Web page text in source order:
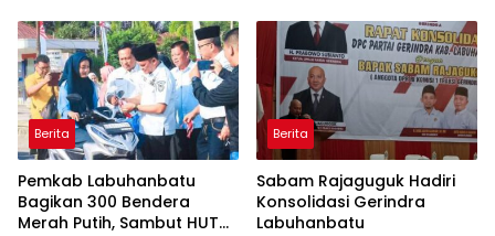
ke Pulau Rupat
Monyet, Harimau, dan
Beruang Terhadap Warga
Berita
Pemkab Labuhanbatu
Bagikan 300 Bendera
Merah Putih, Sambut HUT
Berita
Sabam Rajaguguk Hadiri
Konsolidasi Gerindra
Labuhanbatu